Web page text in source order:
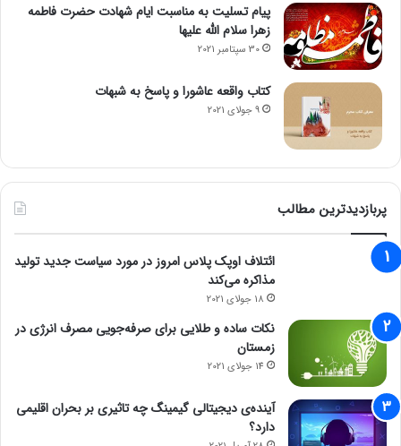
پیام تسلیت به مناسبت ایام شهادت حضرت فاطمه
زهرا سلام الله علیها
30 سپتامبر 2021
کتاب واقعه عاشورا و پاسخ به شبهات
9 جولای 2021
پربازدیدترین مطالب
ائتلاف اوپک پلاس امروز در مورد سیاست جدید تولید
مذاکره می‌کند
18 جولای 2021
نکات ساده و طلایی برای صرفه‌جویی مصرف انرژی در
زمستان
14 جولای 2021
آینده‌ی دیجیتالی گیمینگ چه تاثیری بر بحران اقلیمی
دارد؟